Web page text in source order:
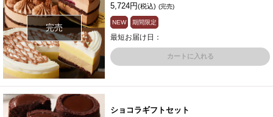
完売
5,724円(税込) (完売)
NEW 期間限定
最短お届け日：
カートに入れる
ショコラギフトセット